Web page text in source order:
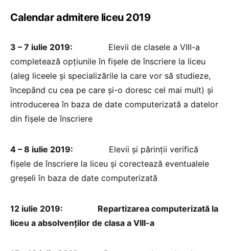
Calendar admitere liceu 2019
3 – 7 iulie 2019: Elevii de clasele a VIII-a
completează opțiunile în fișele de înscriere la liceu
(aleg liceele și specializările la care vor să studieze,
începând cu cea pe care și-o doresc cel mai mult) și
introducerea în baza de date computerizată a datelor
din fișele de înscriere
4 – 8 iulie 2019: Elevii și părinții verifică
fișele de înscriere la liceu și corectează eventualele
greșeli în baza de date computerizată
12 iulie 2019: Repartizarea computerizată la
liceu a absolvenților de clasa a VIII-a